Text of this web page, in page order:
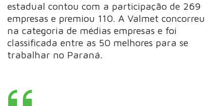
estadual contou com a participação de 269
empresas e premiou 110. A Valmet concorreu
na categoria de médias empresas e foi
classificada entre as 50 melhores para se
trabalhar no Paraná.